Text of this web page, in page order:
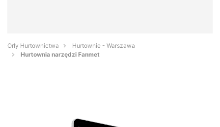
Orły Hurtownictwa
Hurtownie - Warszawa
Hurtownia narzędzi Fanmet